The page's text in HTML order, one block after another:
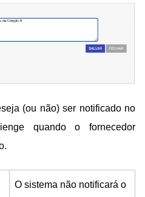
(ou não) ser notificado no
quando o fornecedor
O sistema não notificará o